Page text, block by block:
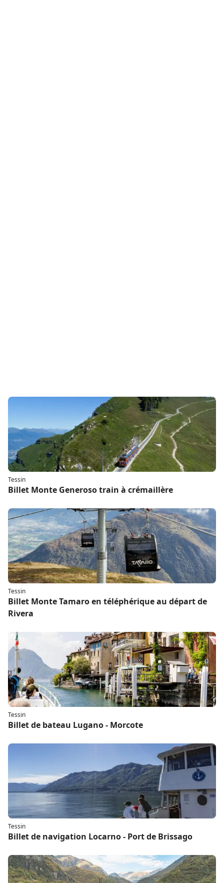
Tessin
Billet Monte Generoso train à crémaillère
Tessin
Billet Monte Tamaro en téléphérique au départ de
Rivera
Tessin
Billet de bateau Lugano - Morcote
Tessin
Billet de navigation Locarno - Port de Brissago